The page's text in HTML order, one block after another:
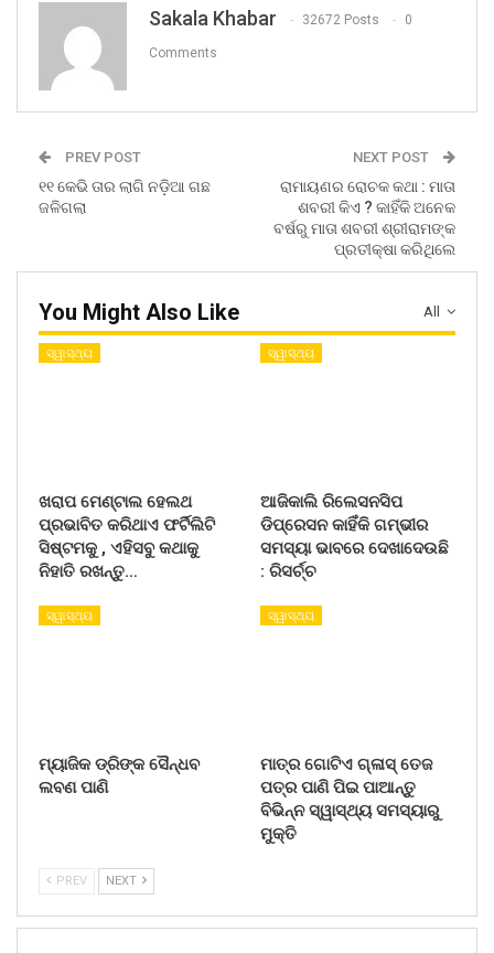
Sakala Khabar 32672 Posts 0
Comments
PREV POST
୧୧ କେଭି ତାର ଲାଗି ନଡ଼ିଆ ଗଛ
ଜଳିଗଲା
NEXT POST
ରାମାୟଣର ରୋଚକ କଥା : ମାତା
ଶବରୀ କିଏ ? କାହିଁକି ଅନେକ
ବର୍ଷରୁ ମାତା ଶବରୀ ଶ୍ରୀରାମଙ୍କ
ପ୍ରତୀକ୍ଷା କରିଥିଲେ
All
You Might Also Like
ସ୍ୱାସ୍ଥ୍ୟ
ଖରାପ ମେଣ୍ଟାଲ ହେଲଥ
ପ୍ରଭାବିତ କରିଥାଏ ଫର୍ଟିଲିଟି
ସିଷ୍ଟମକୁ , ଏହିସବୁ କଥାକୁ
ନିହାତି ରଖନ୍ତୁ…
ସ୍ୱାସ୍ଥ୍ୟ
ଆଜିକାଲି ରିଲେସନସିପ
ଡିପ୍ରେସନ କାହିଁକି ଗମ୍ଭୀର
ସମସ୍ୟା ଭାବରେ ଦେଖାଦେଉଛି
: ରିସର୍ଚ୍ଚ
ସ୍ୱାସ୍ଥ୍ୟ
ମ୍ୟାଜିକ ଡ୍ରିଙ୍କ ସୈନ୍ଧବ
ଲବଣ ପାଣି
ସ୍ୱାସ୍ଥ୍ୟ
ମାତ୍ର ଗୋଟିଏ ଗ୍ଳାସ୍ ତେଜ
ପତ୍ର ପାଣି ପିଇ ପାଆନ୍ତୁ
ବିଭିନ୍ନ ସ୍ୱାସ୍ଥ୍ୟ ସମସ୍ୟାରୁ
ମୁକ୍ତି
PREV NEXT